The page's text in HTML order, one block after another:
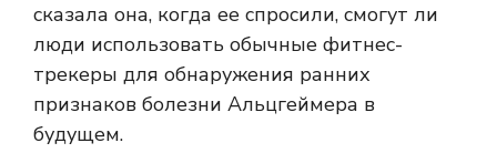
сказала она, когда ее спросили, смогут ли
люди использовать обычные фитнес-
трекеры для обнаружения ранних
признаков болезни Альцгеймера в
будущем.